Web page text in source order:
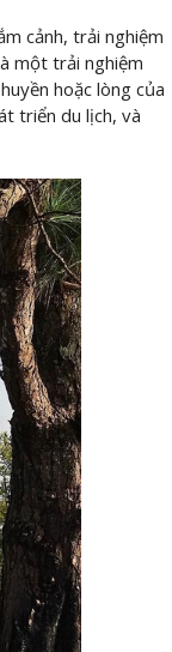
cảnh, trải nghiệm
một trải nghiệm
hoặc lòng của
triển du lịch, và